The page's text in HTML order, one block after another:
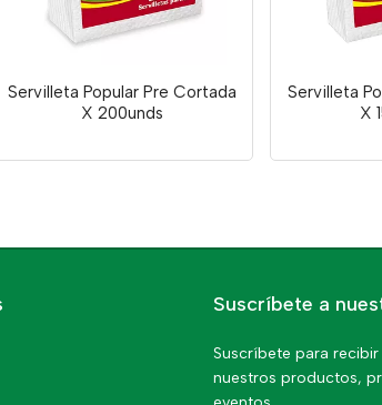
Servilleta Popular Pre Cortada
X 200unds
Servilleta
X
Suscríbete a
Suscríbete para
nuestros productos,